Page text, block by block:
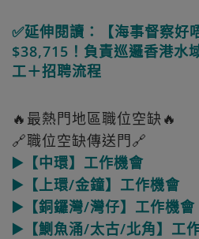
✅延伸閱讀：【海事督察好
$38,715！負責巡邏香港水
工＋招聘流程
🔥最熱門地區職位空缺🔥
🔗職位空缺傳送門🔗
▶️【中環】工作機會
▶️【上環/金鐘】工作機會
▶️【銅鑼灣/灣仔】工作機會
▶️【鰂魚涌/太古/北角】工